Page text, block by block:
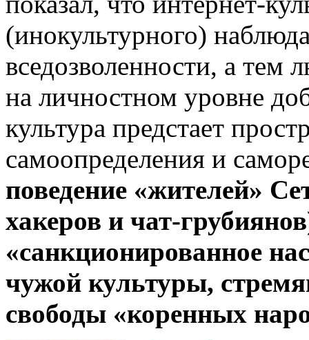
(инокультурного)
вседозволенности, а тем
на личностном уровне
культура предстает
самоопределения и
поведение «жителей»
хакеров и чат-
«санкционированное
чужой культуры,
свободы «коренных